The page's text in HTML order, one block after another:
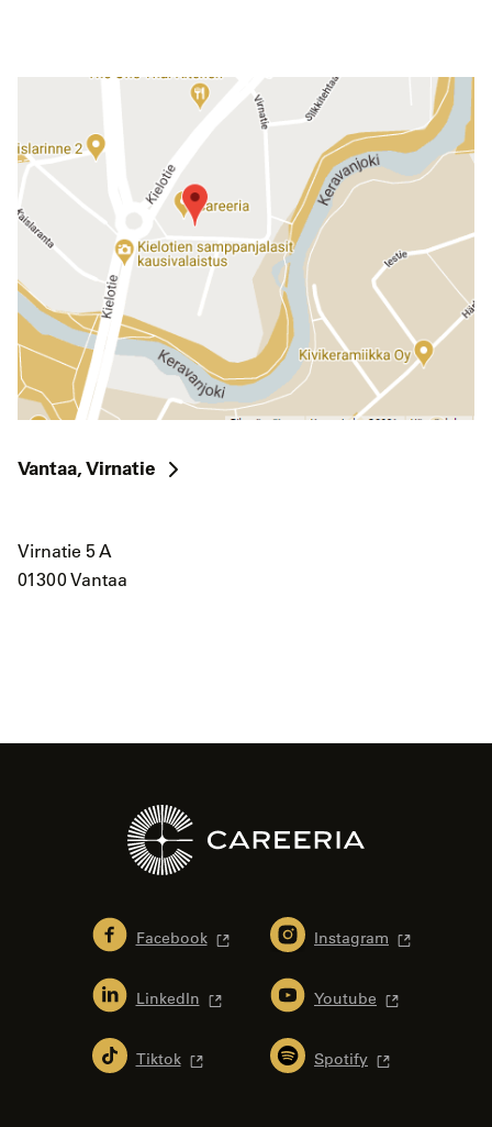
Vantaa, Virnatie
Virnatie 5 A
01300 Vantaa
Facebook Instagram
LinkedIn Youtube
Tiktok Spotify